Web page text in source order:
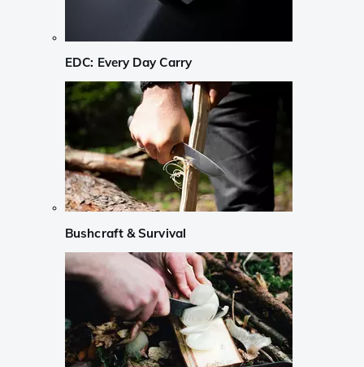
EDC: Every Day Carry
Bushcraft & Survival